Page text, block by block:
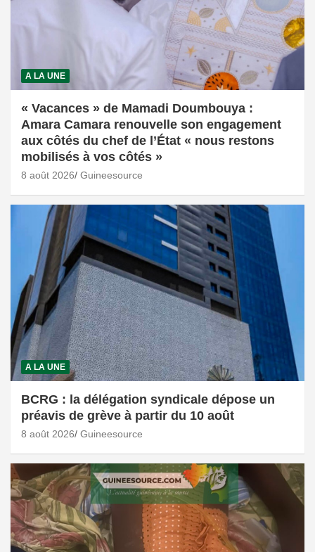
A LA UNE
« Vacances » de Mamadi Doumbouya :
Amara Camara renouvelle son engagement
aux côtés du chef de l’État « nous restons
mobilisés à vos côtés »
8 août 2026 Guineesource
A LA UNE
BCRG : la délégation syndicale dépose un
préavis de grève à partir du 10 août
8 août 2026 Guineesource